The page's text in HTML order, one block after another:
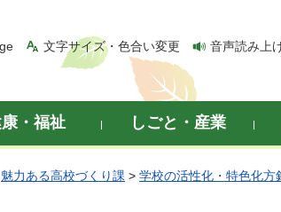
文字サイズ・色合い変更 音声読み上
・福祉 しごと・産業
魅力ある高校づくり課 > 学校の活性化・特色化方